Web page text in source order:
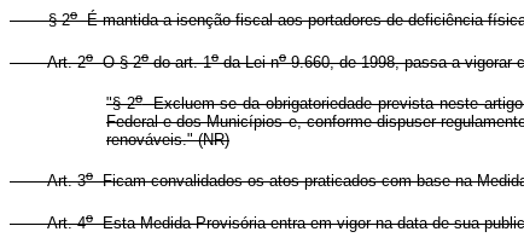
§ 2oÉ mantida a isenção fiscal aos portadores de deficiência
Art. 2oO § 2odo art. 1oda Lei no9.660, de 1998, passa a vigorar
"§ 2oExcluem-se da obrigatoriedade prevista neste
Federal e dos Municípios e, conforme dispuser
renováveis." (NR)
Art. 3oFicam convalidados os atos praticados com base na
Art. 4oEsta Medida Provisória entra em vigor na data de sua